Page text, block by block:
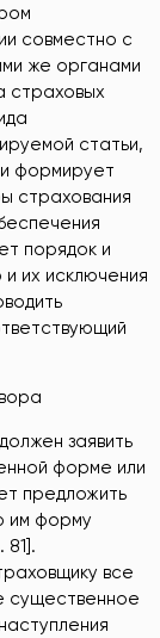
совместно с
же органами
страховых
статьи,
формирует
страхования
порядок и
их исключения
заявить
форме или
предложить
им форму
81].
все
существенное